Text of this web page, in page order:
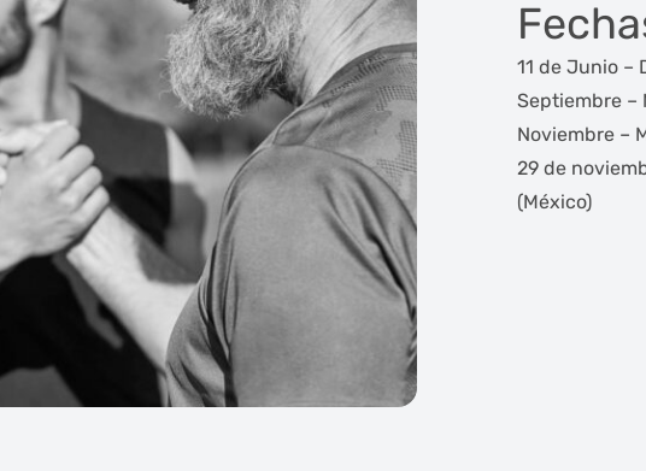
11 de Junio –
Septiembre –
Noviembre –
29 de
(México)